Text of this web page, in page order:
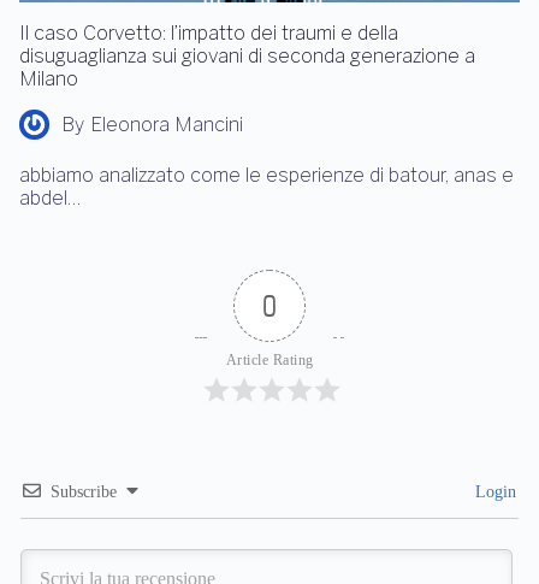
Il caso Corvetto: l’impatto dei traumi e della
disuguaglianza sui giovani di seconda generazione a
Milano
By Eleonora Mancini
abbiamo analizzato come le esperienze di batour, anas e
abdel…
0
Article Rating
Subscribe Login